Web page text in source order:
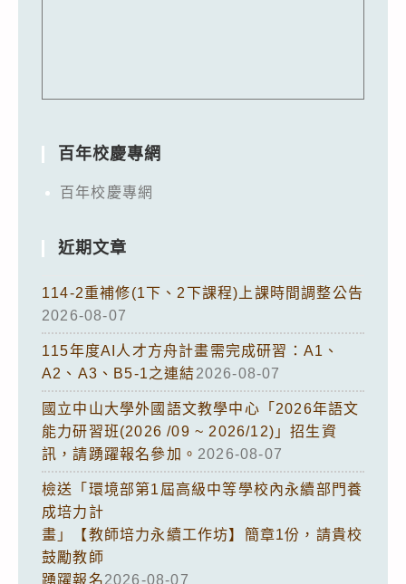
百年校慶專網
百年校慶專網
近期文章
114-2重補修(1下、2下課程)上課時間調整公告
2026-08-07
115年度AI人才方舟計畫需完成研習：A1、
A2、A3、B5-1之連結2026-08-07
國立中山大學外國語文教學中心「2026年語文
能力研習班(2026 /09 ~ 2026/12)」招生資
訊，請踴躍報名參加。 2026-08-07
檢送「環境部第1屆高級中等學校內永續部門養
成培力計
畫」【教師培力永續工作坊】簡章1份，請貴校
鼓勵教師
踴躍報名2026-08-07